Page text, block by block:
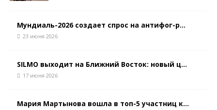
Мундиаль-2026 создает спрос на антифог-р...
23 июня 2026
SILMO выходит на Ближний Восток: новый ц...
17 июня 2026
Мария Мартынова вошла в топ-5 участниц к...